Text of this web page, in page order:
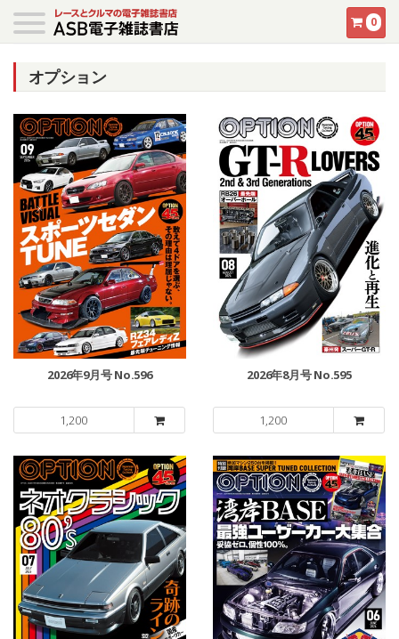
0
オプション
2026年9月号 No.596
1,200
2026年8月号 No.595
1,200